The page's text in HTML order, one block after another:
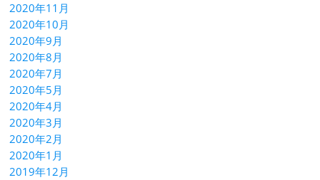
2020年11月
2020年10月
2020年9月
2020年8月
2020年7月
2020年5月
2020年4月
2020年3月
2020年2月
2020年1月
2019年12月